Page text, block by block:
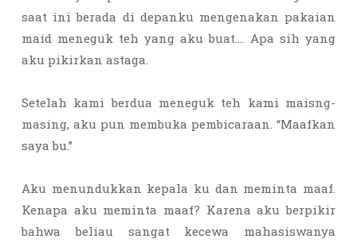
saat ini berada di depanku mengenakan pakaian
maid meneguk teh yang aku buat…. Apa sih yang
aku pikirkan astaga.
Setelah kami berdua meneguk teh kami maisng-
masing, aku pun membuka pembicaraan. “Maafkan
saya bu.”
Aku menundukkan kepala ku dan meminta maaf.
Kenapa aku meminta maaf? Karena aku berpikir
bahwa beliau sangat kecewa mahasiswanya